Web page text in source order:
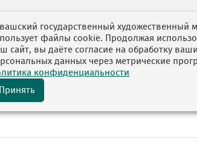
государственный художественный
файлы cookie. Продолжая
сайт, вы даёте согласие на обработку
данных через метрические
конфиденциальности
Принять